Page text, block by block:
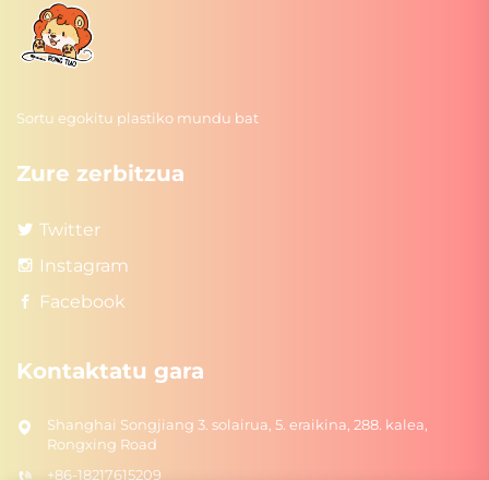
Sortu egokitu plastiko mundu bat
Zure zerbitzua
Twitter
Instagram
Facebook
Kontaktatu gara
Shanghai Songjiang 3. solairua, 5. eraikina, 288. kalea,
Rongxing Road
+86-18217615209